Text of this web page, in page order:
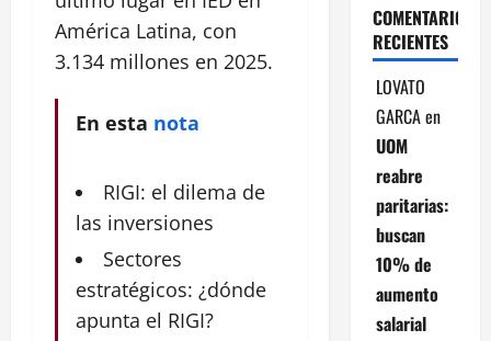
América Latina, con
3.134 millones en 2025.
En esta nota
RIGI: el dilema de
las inversiones
Sectores
estratégicos: ¿dónde
apunta el RIGI?
COMENTARIOS
RECIENTES
LOVATO
GARCAen
UOM
reabre
paritarias:
buscan
10% de
aumento
salarial